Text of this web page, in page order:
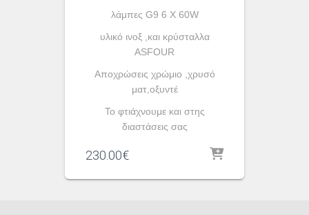
λάμπες G9 6 X 60W
υλικό ινοξ ,και κρύσταλλα
ASFOUR
Aποχρώσεις χρώμιο ,χρυσό
ματ,οξυντέ
To φτιάχνουμε και στης
διαστάσεις σας
230.00€